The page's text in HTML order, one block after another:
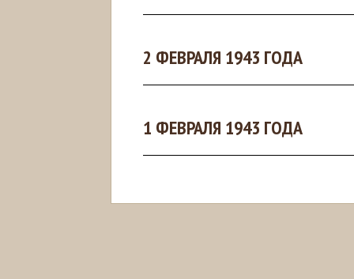
2 ФЕВРАЛЯ 1943 ГОДА
1 ФЕВРАЛЯ 1943 ГОДА